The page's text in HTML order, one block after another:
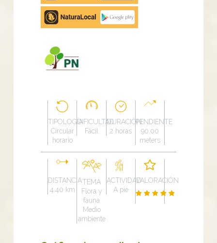
Google
Play
TIPOLOGÍA
Circular
horario
DIFICULTAD
Fácil
DURACIÓN
2 horas
PENDIENTE
90.00
meters
DISTANCIA
4.40 km
TEMA
Flora y
fauna
Medio
ambiente
ACTIVIDAD
A pie
VALORACIÓN